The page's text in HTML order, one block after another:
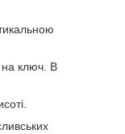
на ключ. В